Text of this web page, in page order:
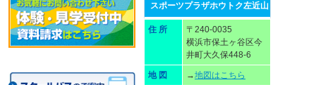
スポーツプラザホウトク左近山
住 所
〒240-0035
横浜市保土ヶ谷区今
井町大久保448-6
地 図 →地図はこちら